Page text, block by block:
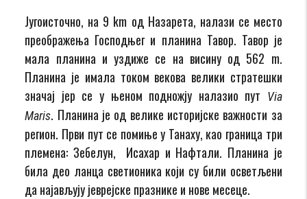
Југоисточно, на 9 km од Назарета, налази се место
преображења Господњег и планина Тавор. Тавор је
мала планина и уздиже се на висину од 562 m.
Планина је имала током векова велики стратешки
значај јер се у њеном подножју налазио пут Via
Maris. Планина је од велике историјске важности за
регион. Први пут се помиње у Танаху, као граница три
племена: Зебелун, Исахар и Нафтали. Планина је
била део ланца светионика који су били осветљени
да најављују јеврејске празнике и нове месеце.